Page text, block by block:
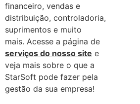
financeiro, vendas e
distribuição, controladoria,
suprimentos e muito
mais. Acesse a página de
serviços do nosso site e
veja mais sobre o que a
StarSoft pode fazer pela
gestão da sua empresa!